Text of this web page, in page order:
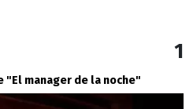
1
"El manager de la noche"